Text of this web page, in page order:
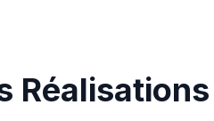
Réalisations